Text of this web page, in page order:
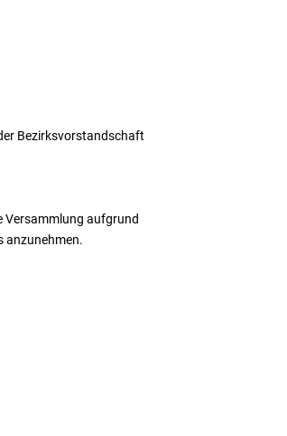
Bezirksvorstandschaft
Versammlung aufgrund
anzunehmen.